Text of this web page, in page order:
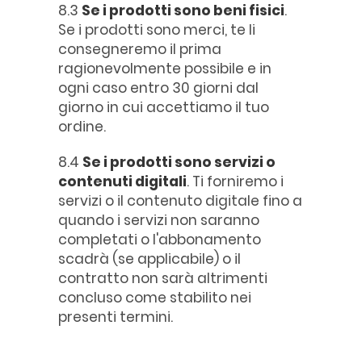
8.3 Se i prodotti sono beni fisici.
Se i prodotti sono merci, te li
consegneremo il prima
ragionevolmente possibile e in
ogni caso entro 30 giorni dal
giorno in cui accettiamo il tuo
ordine.
8.4 Se i prodotti sono servizi o
contenuti digitali. Ti forniremo i
servizi o il contenuto digitale fino a
quando i servizi non saranno
completati o l'abbonamento
scadrà (se applicabile) o il
contratto non sarà altrimenti
concluso come stabilito nei
presenti termini.